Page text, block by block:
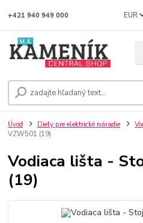
EUR
+421 940 949 000
Úvod Diely pre elektrické náradie
VZW501 (19)
Vodiaca lišta -
(19)